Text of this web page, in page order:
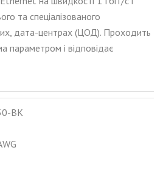
та спеціалізованого
дата-центрах (ЦОД). Проходить
параметром і відповідає
BK